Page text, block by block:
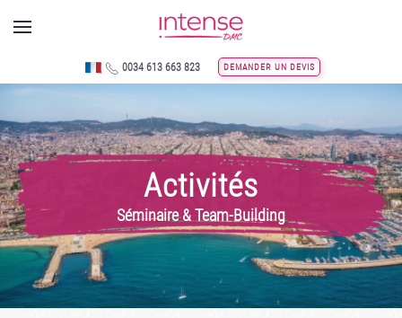
0034 613 663 823 DEMANDER UN DEVIS
Activités
Séminaire & Team-Building